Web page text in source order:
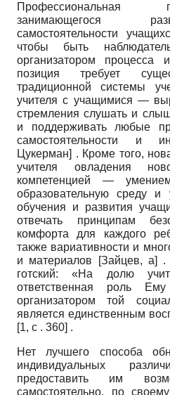
Профессиональная
занимающегося
самостоятельности
чтобы быть
организатором процесса
позиция требует
традиционной системы
учителя с учащимися —
стремления слушать и
и поддерживать любые
самостоятельности и
Цукерман] . Кроме того,
учителя овладения
компетенцией —
образовательную среду
обучения и развития
отвечать принципам
комфорта для каждого
также вариативности и
и материалов
[Зайцев, а]
.
готский: «На долю
ответственная роль Ему
организатором той
является единственным
[1, с . 360] .
Нет лучшего способа
индивидуальных
предоставить им
самостоятельно, по